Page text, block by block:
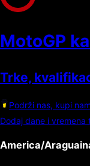
MotoGP
Trke,
Podrži nas, kupi
Dodaj dane i vremena
America/